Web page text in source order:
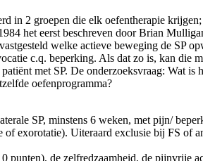
in 2 groepen die elk oefentherapie
het eerst beschreven door Brian
welke actieve beweging de SP
c.q. beperking. Als dat zo is, kan
met SP. De onderzoeksvraag: Wat
oefenprogramma?
SP, minstens 6 weken, met pijn/
exorotatie). Uiteraard exclusie bij FS of
de zelfredzaamheid, de pijnvrije